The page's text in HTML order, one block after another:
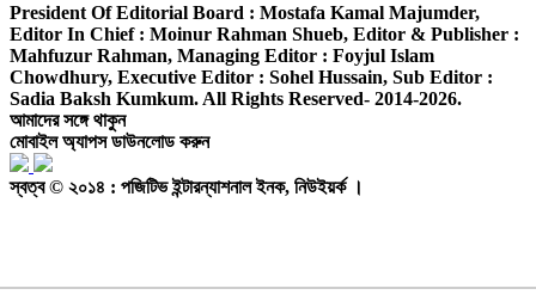
President Of Editorial Board : Mostafa Kamal Majumder,
Editor In Chief : Moinur Rahman Shueb, Editor & Publisher :
Mahfuzur Rahman, Managing Editor : Foyjul Islam
Chowdhury, Executive Editor : Sohel Hussain, Sub Editor :
Sadia Baksh Kumkum. All Rights Reserved- 2014-2026.
আমাদের সঙ্গে থাকুন
মোবাইল অ্যাপস ডাউনলোড করুন
স্বত্ব © ২০১৪ : পজিটিভ ইন্টারন্যাশনাল ইনক, নিউইয়র্ক ।